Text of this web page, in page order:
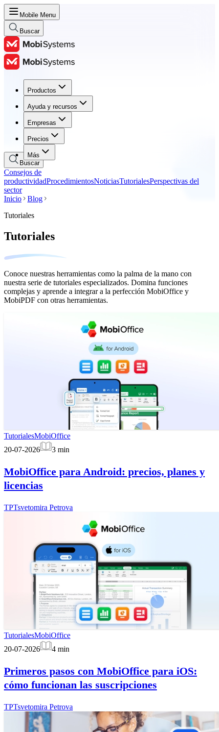
Mobile Menu
Buscar
Productos
Ayuda y recursos
Empresas
Precios
Más
Productos
Ayuda y recursos
Empresas
Precios
Buscar
Consejos de
productividadProcedimientosNoticiasTutorialesPerspectivas del
sector
Inicio
Blog
Tutoriales
Tutoriales
Conoce nuestras herramientas como la palma de la mano con
nuestra serie de tutoriales especializados. Domina funciones
complejas y aprende a integrar a la perfección MobiOffice y
MobiPDF con otras herramientas.
TutorialesMobiOffice
20-07-2026
3 min
MobiOffice para Android: precios, planes y
licencias
TPTsvetomira Petrova
TutorialesMobiOffice
20-07-2026
4 min
Primeros pasos con MobiOffice para iOS:
cómo funcionan las suscripciones
TPTsvetomira Petrova